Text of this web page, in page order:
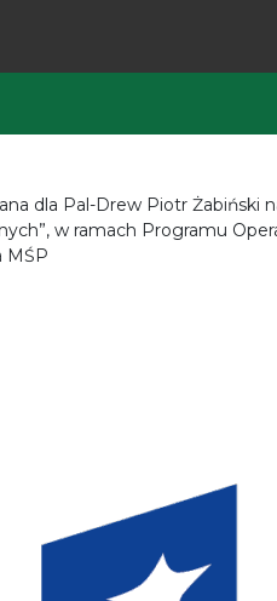
dla Pal-Drew Piotr Żabiński
w ramach Programu
MŚP